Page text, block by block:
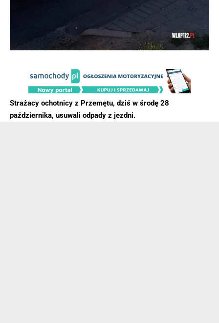
Strażacy ochotnicy z Przemętu, dziś w środę 28
października, usuwali odpady z jezdni.